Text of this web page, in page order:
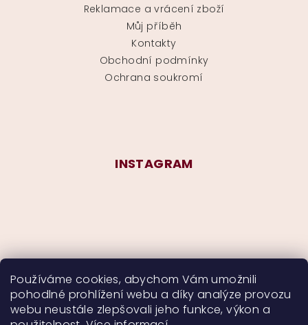
Používáme cookies, abychom Vám umožnili
pohodlné prohlížení webu a díky analýze provozu
webu neustále zlepšovali jeho funkce, výkon a
Reklamace a vrácení zboží
Můj příběh
Kontakty
Obchodní podmínky
Ochrana soukromí
INSTAGRAM
Sledovat na Instagramu